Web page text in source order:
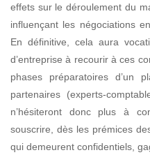
effets sur le déroulement du
influençant les négociations
En définitive, cela aura
d’entreprise à recourir à ces
phases préparatoires d’un
partenaires (experts-
n’hésiteront donc plus à
souscrire, dès les prémices
qui demeurent confidentiels,